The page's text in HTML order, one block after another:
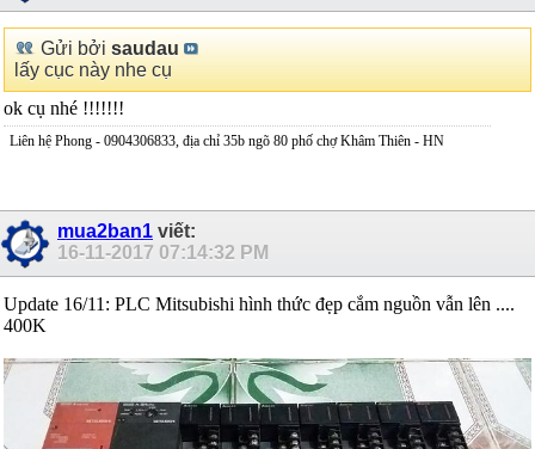
Gửi bởi saudau
lấy cục này nhe cụ
ok cụ nhé !!!!!!!
Liên hệ Phong - 0904306833, địa chỉ 35b ngõ 80 phố chợ Khâm Thiên - HN
mua2ban1 viết:
16-11-2017 07:14:32 PM
Update 16/11: PLC Mitsubishi hình thức đẹp cắm nguồn vẫn lên ....
400K